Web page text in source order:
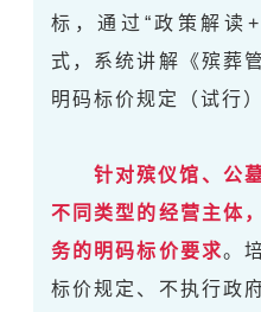
标，通过“政策解读
式，系统讲解《殡葬
明码标价规定（试行
针对殡仪馆、公
不同类型的经营主体
务的明码标价要求。
标价规定、不执行政